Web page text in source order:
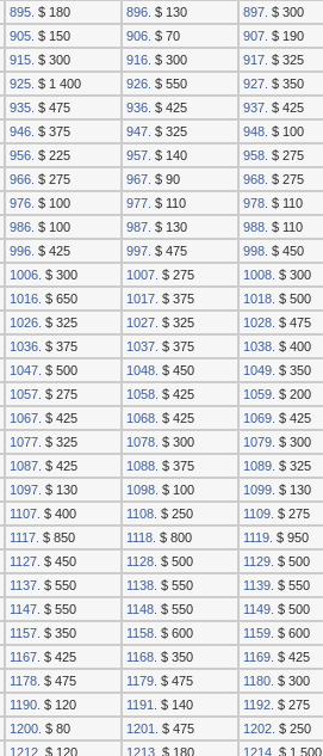
895. $ 180 896. $ 130 897. $ 300
905. $ 150 906. $ 70 907. $ 190
915. $ 300 916. $ 300 917. $ 325
925. $ 1 400 926. $ 550 927. $ 350
935. $ 475 936. $ 425 937. $ 425
946. $ 375 947. $ 325 948. $ 100
956. $ 225 957. $ 140 958. $ 275
966. $ 275 967. $ 90 968. $ 275
976. $ 100 977. $ 110 978. $ 110
986. $ 100 987. $ 130 988. $ 110
996. $ 425 997. $ 475 998. $ 450
1006. $ 300 1007. $ 275 1008. $ 300
1016. $ 650 1017. $ 375 1018. $ 500
1026. $ 325 1027. $ 325 1028. $ 475
1036. $ 375 1037. $ 375 1038. $ 400
1047. $ 500 1048. $ 450 1049. $ 350
1057. $ 275 1058. $ 425 1059. $ 200
1067. $ 425 1068. $ 425 1069. $ 425
1077. $ 325 1078. $ 300 1079. $ 300
1087. $ 425 1088. $ 375 1089. $ 325
1097. $ 130 1098. $ 100 1099. $ 130
1107. $ 400 1108. $ 250 1109. $ 275
1117. $ 850 1118. $ 800 1119. $ 950
1127. $ 450 1128. $ 500 1129. $ 500
1137. $ 550 1138. $ 550 1139. $ 550
1147. $ 550 1148. $ 550 1149. $ 500
1157. $ 350 1158. $ 600 1159. $ 600
1167. $ 425 1168. $ 350 1169. $ 425
1178. $ 475 1179. $ 475 1180. $ 300
1190. $ 120 1191. $ 140 1192. $ 275
1200. $ 80 1201. $ 475 1202. $ 250
1212. $ 120 1213. $ 180 1214. $ 1 500